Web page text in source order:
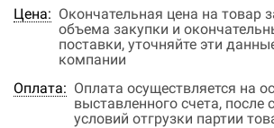
Цена: Окончательная цена на товар
объема закупки и
поставки, уточняйте эти
компании
Оплата: Оплата осуществляется на
выставленного счета, после
условий отгрузки партии